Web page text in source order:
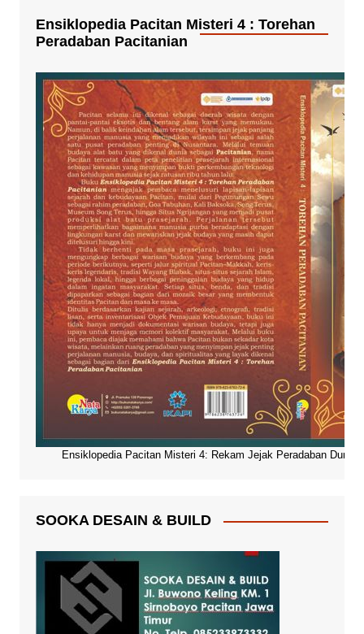
Ensiklopedia Pacitan Misteri 4 : Torehan
Peradaban Pacitanian
Ensiklopedia Pacitan Misteri 4: Rekam Jejak Peradaban Dunia
SOOKA DESAIN & BUILD